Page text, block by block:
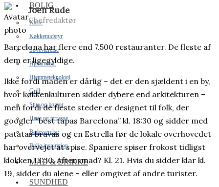
BOLIG
Kaffe
Køkkenudstyr
Soveværelse
Hjemmebar
Hjemmeteknologi
Grill
Stue og kontor
Have og terrasse
Badeværelse
Bolig inspiration
MAD & DRIKKE
SUNDHED
Joen Rude
Chefredaktør
Barcelona har flere end 7.500 restauranter. De fleste af
dem er ligegyldige.
Ikke fordi maden er dårlig – det er den sjældent i en by,
hvor køkkenkulturen sidder dybere end arkitekturen –
men fordi de fleste steder er designet til folk, der
googler “best tapas Barcelona” kl. 18:30 og sidder med
patatas bravas og en Estrella før de lokale overhovedet
har overvejet at spise. Spaniere spiser frokost tidligst
klokken 13:30. Aftensmad? Kl. 21. Hvis du sidder klar kl.
19, sidder du alene – eller omgivet af andre turister.